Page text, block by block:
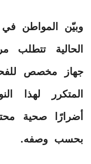
وبيّن المواطن في
الحالية تتطلب
جهاز مخصص
المتكرر لهذا
أضرارًا صحية
بحسب وصفه.